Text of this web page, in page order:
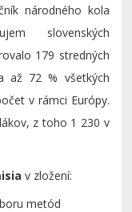
národného kola
slovenských
179 stredných
až 72 % všetkých
v rámci Európy.
z toho 1 230 v
v zložení:
metód